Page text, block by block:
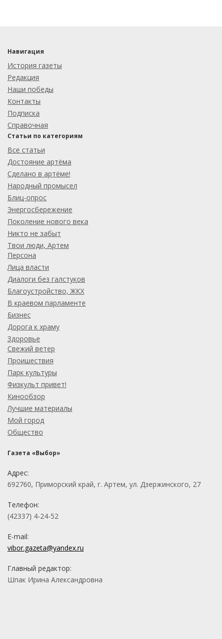
Навигация
История газеты
Редакция
Наши победы
Контакты
Подписка
Справочная
Статьи по категориям
Все статьи
Достояние артёма
Сделано в артёме!
Народный промысел
Блиц-опрос
Энергосбережение
Поколение нового века
Никто не забыт
Твои люди, Артем
Персона
Лица власти
Диалоги без галстуков
Благоустройство, ЖКХ
В краевом парламенте
Бизнес
Дорога к храму
Здоровье
Свежий ветер
Проишествия
Парк культуры
Физкульт привет!
Кинообзор
Лучшие материалы
Мой город
Общество
Газета «Выбор»
Адрес:
692760, Приморский край, г. Артем, ул. Дзержинского, 27
Телефон:
(42337) 4-24-52
E-mail:
vibor.gazeta@yandex.ru
Главный редактор:
Шпак Ирина Александровна